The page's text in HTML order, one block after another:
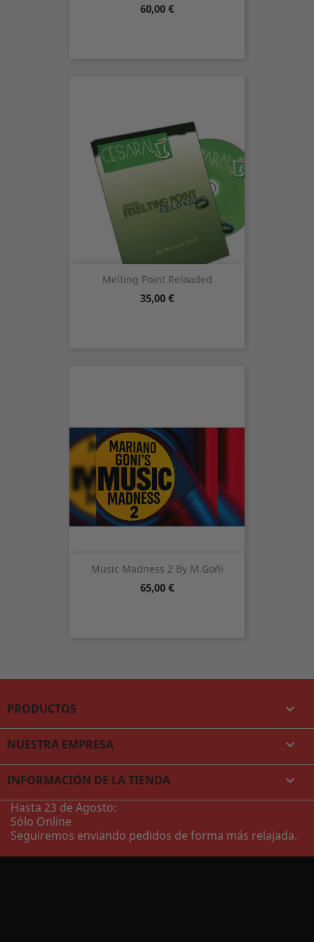
Precio
60,00 €
Melting Point Reloaded
Precio
35,00 €
Music Madness 2 By M.Goñi
Precio
65,00 €
PRODUCTOS 
NUESTRA EMPRESA 
INFORMACIÓN DE LA TIENDA keyboard_arrow_down
Hasta 23 de Agosto:
Sólo Online
Seguiremos enviando pedidos de forma más relajada.